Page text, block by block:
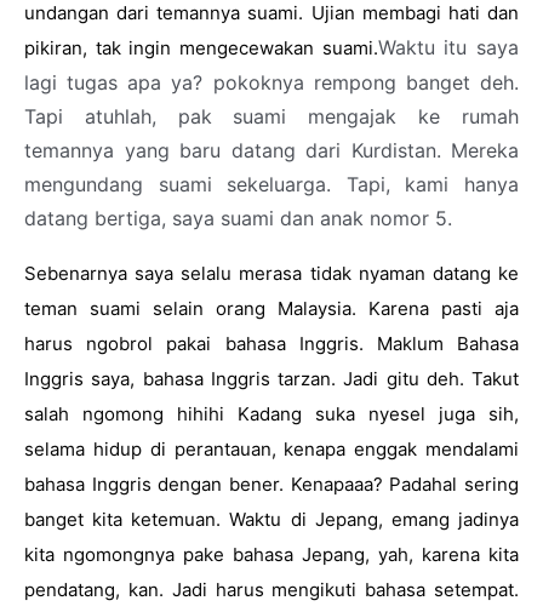
undangan dari temannya suami. Ujian membagi hati dan
pikiran, tak ingin mengecewakan suami.Waktu itu saya
lagi tugas apa ya? pokoknya rempong banget deh.
Tapi atuhlah, pak suami mengajak ke rumah
temannya yang baru datang dari Kurdistan. Mereka
mengundang suami sekeluarga. Tapi, kami hanya
datang bertiga, saya suami dan anak nomor 5.
Sebenarnya saya selalu merasa tidak nyaman datang ke
teman suami selain orang Malaysia. Karena pasti aja
harus ngobrol pakai bahasa Inggris. Maklum Bahasa
Inggris saya, bahasa Inggris tarzan. Jadi gitu deh. Takut
salah ngomong hihihi Kadang suka nyesel juga sih,
selama hidup di perantauan, kenapa enggak mendalami
bahasa Inggris dengan bener. Kenapaaa? Padahal sering
banget kita ketemuan. Waktu di Jepang, emang jadinya
kita ngomongnya pake bahasa Jepang, yah, karena kita
pendatang, kan. Jadi harus mengikuti bahasa setempat.